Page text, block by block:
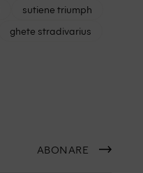
sutiene triumph
ghete stradivarius
ABONARE